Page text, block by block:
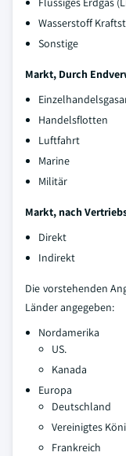
Wasserstoff
Sonstige
Markt, Durch
Handelsflotten
Luftfahrt
Marine
Militär
Markt, nach
Direkt
Indirekt
Die vorstehenden
Länder angegeben:
Nordamerika
US.
Kanada
Europa
Deutschland
Vereinigtes
Frankreich